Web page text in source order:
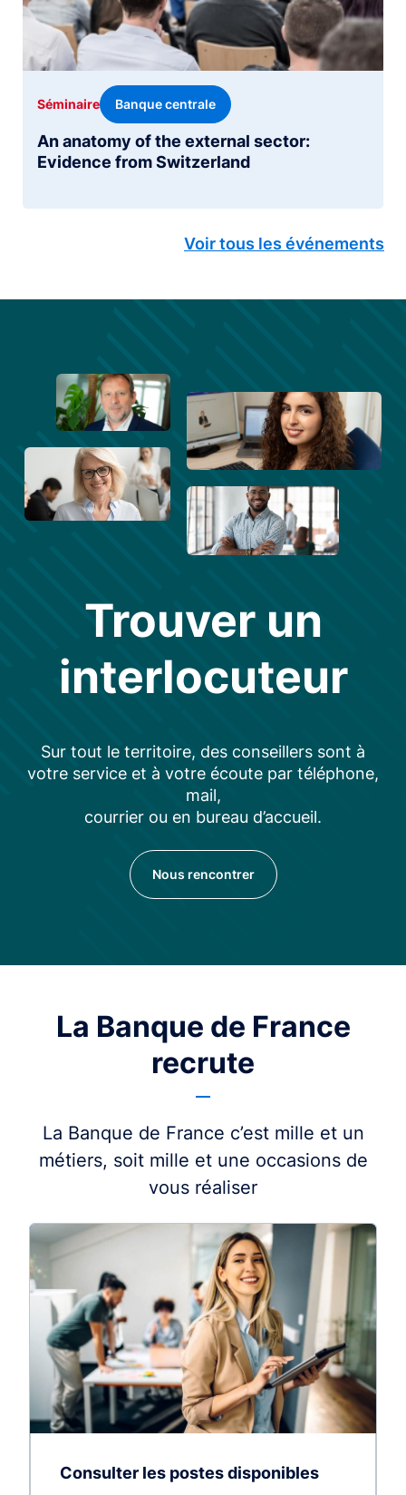
An anatomy of the external sector:
Evidence from Switzerland
Séminaire Banque centrale
Voir tous les événements
Trouver un
interlocuteur
Sur tout le territoire, des conseillers sont à
votre service et à votre écoute par téléphone,
mail,
courrier ou en bureau d’accueil.
Nous rencontrer
La Banque de France
recrute
La Banque de France c’est mille et un
métiers, soit mille et une occasions de
vous réaliser
Consulter les postes disponibles